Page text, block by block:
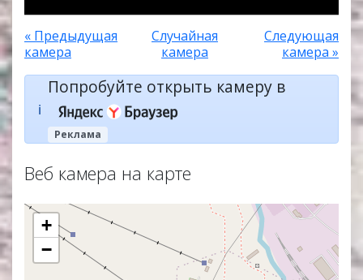
« Предыдущая
камера
Случайная
камера
Следующая
камера »
ℹ️
Попробуйте открыть камеру в
Реклама
Веб камера на карте
+
−